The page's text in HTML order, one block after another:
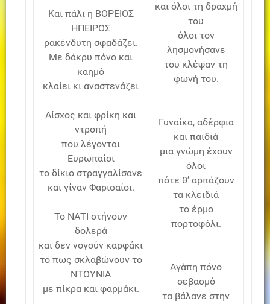
Και πάλι η ΒΟΡΕΙΟΣ
ΗΠΕΙΡΟΣ
ρακένδυτη σφαδάζει.
Με δάκρυ πόνο και
καημό
κλαίει κι αναστενάζει
Αίσχος και φρίκη και
ντροπή
που λέγονται
Ευρωπαίοι
το δίκιο στραγγαλίσανε
και γίναν Φαρισαίοι.
Το ΝΑΤΙ στήνουν
δολερά
και δεν νογούν καρφάκι
το πως σκλαβώνουν το
ΝΤΟΥΝΙΑ
με πίκρα και φαρμάκι.
και όλοι τη δραχμή
του
όλοι τον
λησμονήσανε
του κλέψαν τη
φωνή του.
Γυναίκα, αδέρφια
και παιδιά
μια γνώμη έχουν
όλοι
πότε θ’ αρπάζουν
τα κλειδιά
το έρμο
πορτοφόλι.
Αγάπη πόνο
σεβασμό
τα βάλανε στην